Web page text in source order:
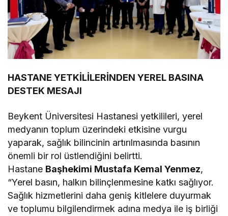
HASTANE YETKİLİLERİNDEN YEREL BASINA
DESTEK MESAJI
Beykent Üniversitesi Hastanesi yetkilileri, yerel
medyanın toplum üzerindeki etkisine vurgu
yaparak, sağlık bilincinin artırılmasında basının
önemli bir rol üstlendiğini belirtti.
Hastane Başhekimi Mustafa Kemal Yenmez,
“Yerel basın, halkın bilinçlenmesine katkı sağlıyor.
Sağlık hizmetlerini daha geniş kitlelere duyurmak
ve toplumu bilgilendirmek adına medya ile iş birliği